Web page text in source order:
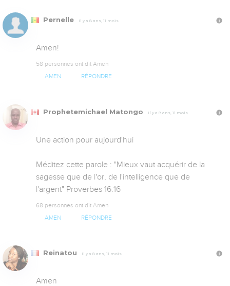
Pernelle Il y a 8 ans, 11 mois
Amen!
58 personnes ont dit Amen
AMEN RÉPONDRE
Prophetemichael Matongo Il y a 8 ans, 11 mois
Une action pour aujourd'hui
Méditez cette parole : "Mieux vaut acquérir de la
sagesse que de l'or, de l'intelligence que de
l'argent" Proverbes 16.16
68 personnes ont dit Amen
AMEN RÉPONDRE
Reinatou Il y a 8 ans, 11 mois
Amen